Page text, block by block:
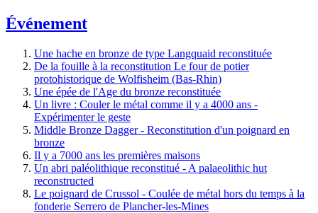
Événement
Une hache en bronze de type Langquaid reconstituée
De la fouille à la reconstitution Le four de potier
protohistorique de Wolfisheim (Bas-Rhin)
Une épée de l'Age du bronze reconstituée
Un livre : Couler le métal comme il y a 4000 ans -
Expérimenter le geste
Middle Bronze Dagger - Reconstitution d'un poignard en
bronze
Il y a 7000 ans les premières maisons
Un abri paléolithique reconstitué - A palaeolithic hut
reconstructed
Le poignard de Crussol - Coulée de métal hors du temps à la
fonderie Serrero de Plancher-les-Mines